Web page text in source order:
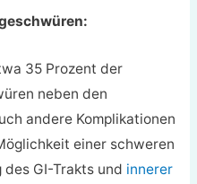
35 Prozent der
neben den
andere Komplikationen
einer schweren
GI-Trakts und innerer